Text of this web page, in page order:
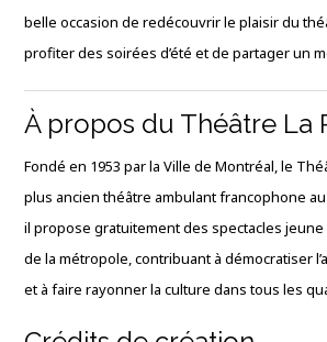
belle occasion de redécouvrir le plaisir du
profiter des soirées d’été et de partager un
À propos du Théâtre La
Fondé en 1953 par la Ville de Montréal, le
plus ancien théâtre ambulant francophone
il propose gratuitement des spectacles jeune
de la métropole, contribuant à démocratiser
et à faire rayonner la culture dans tous les